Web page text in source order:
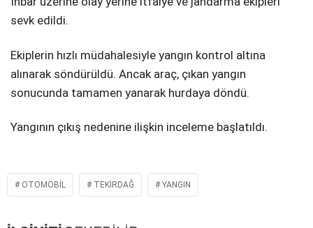
sevk edildi.
Ekiplerin hızlı müdahalesiyle yangın kontrol altına
alınarak söndürüldü. Ancak araç, çıkan yangın
sonucunda tamamen yanarak hurdaya döndü.
Yangının çıkış nedenine ilişkin inceleme başlatıldı.
OTOMOBIL TEKIRDAĞ YANGIN